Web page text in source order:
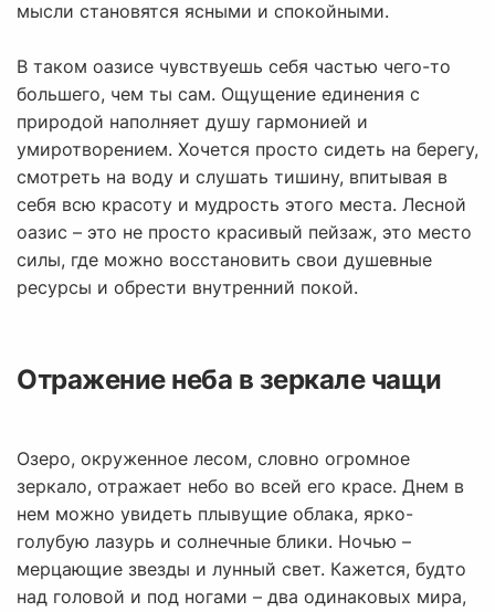
мысли становятся ясными и спокойными.
В таком оазисе чувствуешь себя частью чего-то
большего, чем ты сам. Ощущение единения с
природой наполняет душу гармонией и
умиротворением. Хочется просто сидеть на берегу,
смотреть на воду и слушать тишину, впитывая в
себя всю красоту и мудрость этого места. Лесной
оазис – это не просто красивый пейзаж, это место
силы, где можно восстановить свои душевные
ресурсы и обрести внутренний покой.
Отражение неба в зеркале чащи
Озеро, окруженное лесом, словно огромное
зеркало, отражает небо во всей его красе. Днем в
нем можно увидеть плывущие облака, ярко-
голубую лазурь и солнечные блики. Ночью –
мерцающие звезды и лунный свет. Кажется, будто
над головой и под ногами – два одинаковых мира,